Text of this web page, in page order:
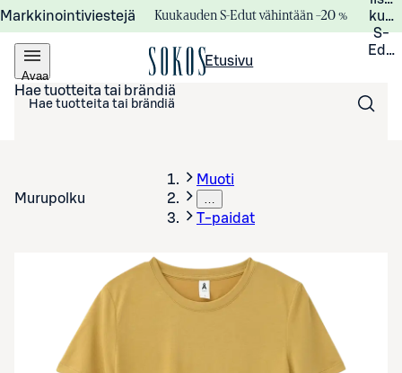
Markkinointiviestejä Kuukauden S-Edut vähintään –20 %
S-
Avaa
valikko
Etusivu
Hae tuotteita tai brändiä
Murupolku
Muoti
…
T-paidat